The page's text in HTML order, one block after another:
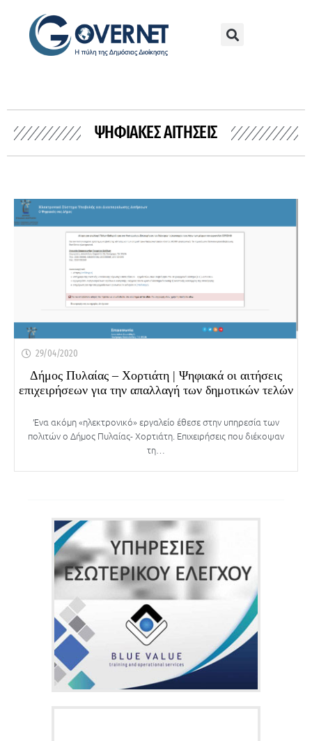
ΨΗΦΙΑΚΈΣ ΑΙΤΉΣΕΙΣ
29/04/2020
Δήμος Πυλαίας – Χορτιάτη | Ψηφιακά οι αιτήσεις
επιχειρήσεων για την απαλλαγή των δημοτικών τελών
Ένα ακόμη «ηλεκτρονικό» εργαλείο έθεσε στην υπηρεσία των
πολιτών ο Δήμος Πυλαίας- Χορτιάτη. Επιχειρήσεις που διέκοψαν
τη…